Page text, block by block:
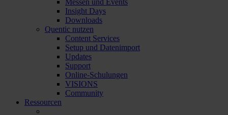
Insight Days
Downloads
Quentic nutzen
Content Services
Setup und Datenimport
Updates
Support
Online-Schulungen
VISIONS
Community
Ressourcen